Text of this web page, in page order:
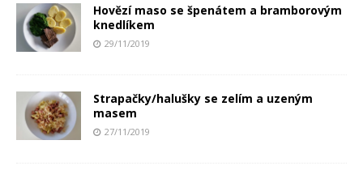
Hovězí maso se špenátem a bramborovým
knedlíkem
29/11/2019
Strapačky/halušky se zelím a uzeným
masem
27/11/2019